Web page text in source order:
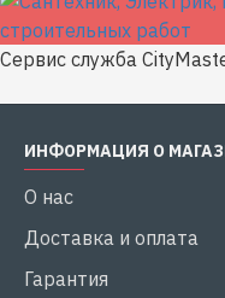
Сервис служба
ИНФОРМАЦИЯ О
О нас
Доставка и оплата
Гарантия